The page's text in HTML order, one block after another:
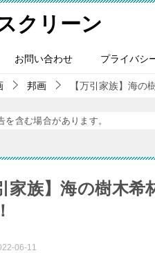
クリーン
お問い合わせ プライバシ
邦画 【万引家族】海の
を含む場合があります。
家族】海の樹木
06-11